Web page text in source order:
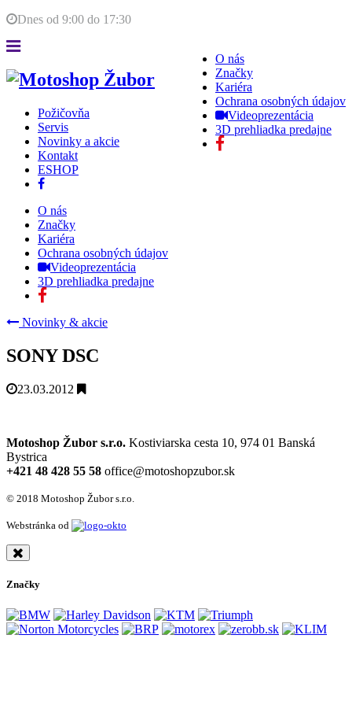
Dnes od 9:00 do 17:30
O nás
Značky
Kariéra
Ochrana osobných údajov
Videoprezentácia
3D prehliadka predajne
Požičovňa
Servis
Novinky a akcie
Kontakt
ESHOP
O nás
Značky
Kariéra
Ochrana osobných údajov
Videoprezentácia
3D prehliadka predajne
Novinky & akcie
SONY DSC
23.03.2012
Motoshop Žubor s.r.o. Kostiviarska cesta 10, 974 01 Banská
Bystrica
+421 48 428 55 58 office@motoshopzubor.sk
© 2018 Motoshop Žubor s.r.o.
Webstránka od
Značky